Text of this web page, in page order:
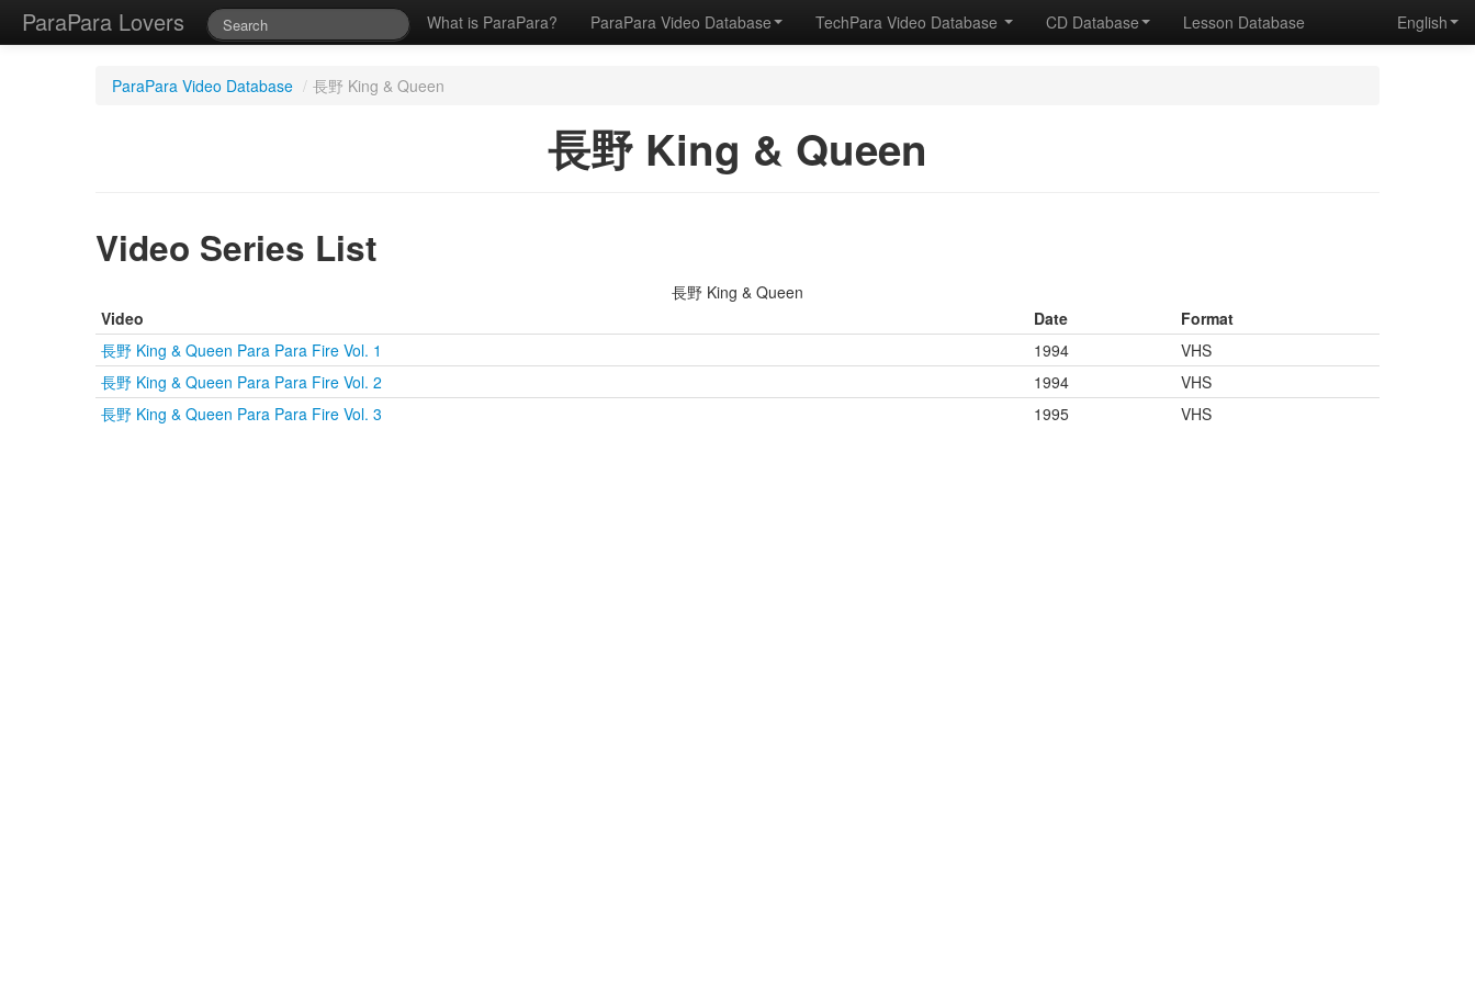
ParaPara Lovers What is ParaPara? ParaPara Video Database TechPara Video Database CD Database Lesson Database English
ParaPara Video Database / 長野 King & Queen
長野 King & Queen
Video Series List
長野 King & Queen
Video
Date
Format
長野 King & Queen Para Para Fire Vol. 1
1994
VHS
長野 King & Queen Para Para Fire Vol. 2
1994
VHS
長野 King & Queen Para Para Fire Vol. 3
1995 VHS